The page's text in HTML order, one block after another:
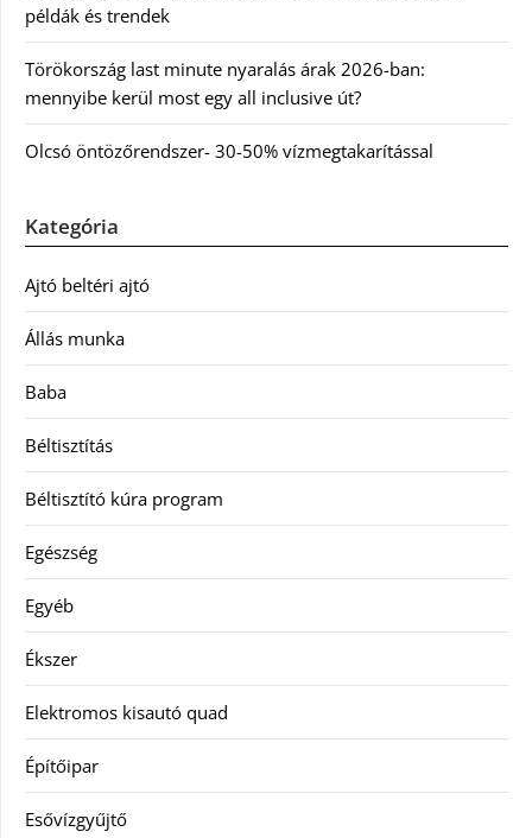
példák és trendek
Törökország last minute nyaralás árak 2026-ban:
mennyibe kerül most egy all inclusive út?
Olcsó öntözőrendszer- 30-50% vízmegtakarítással
Kategória
Ajtó beltéri ajtó
Állás munka
Baba
Béltisztítás
Béltisztító kúra program
Egészség
Egyéb
Ékszer
Elektromos kisautó quad
Építőipar
Esővízgyűjtő